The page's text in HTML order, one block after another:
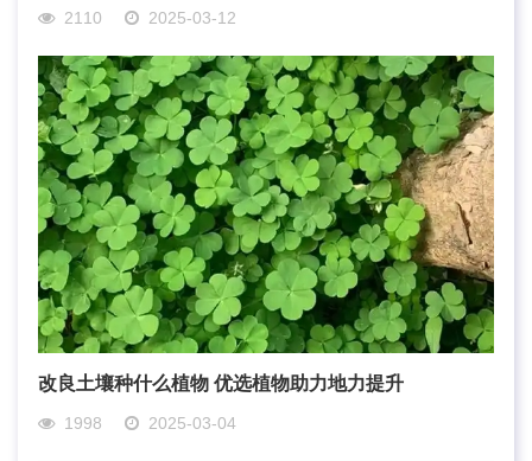
2110 2025-03-12
改良土壤种什么植物 优选植物助力地力提升
1998 2025-03-04